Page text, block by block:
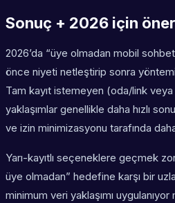
Sonuç + 2026 için
2026’da “üye olmadan mobil
önce niyeti netleştirip sonra
Tam kayıt istemeyen (oda/link
yaklaşımlar genellikle daha hızlı
ve izin minimizasyonu tarafında
Yarı-kayıtlı seçeneklere geçmek
üye olmadan” hedefine karşı bir
minimum veri yaklaşımı